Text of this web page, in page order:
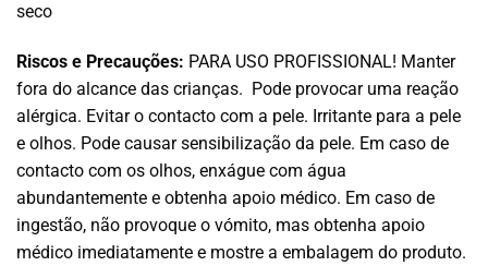
seco
Riscos e Precauções: PARA USO PROFISSIONAL! Manter
fora do alcance das crianças. Pode provocar uma reação
alérgica. Evitar o contacto com a pele. Irritante para a pele
e olhos. Pode causar sensibilização da pele. Em caso de
contacto com os olhos, enxágue com água
abundantemente e obtenha apoio médico. Em caso de
ingestão, não provoque o vómito, mas obtenha apoio
médico imediatamente e mostre a embalagem do produto.